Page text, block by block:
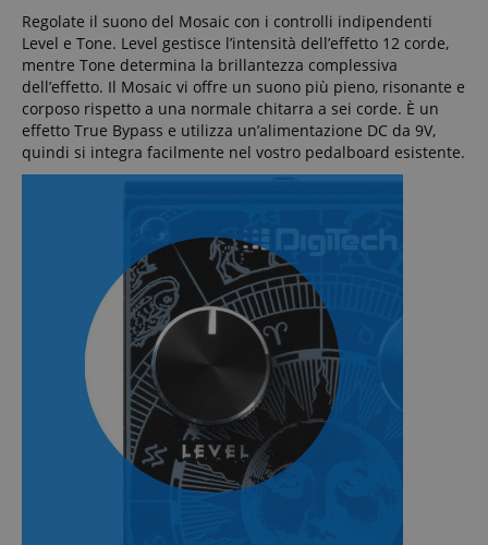
Regolate il suono del Mosaic con i controlli indipendenti
Level e Tone. Level gestisce l’intensità dell’effetto 12 corde,
mentre Tone determina la brillantezza complessiva
dell’effetto. Il Mosaic vi offre un suono più pieno, risonante e
corposo rispetto a una normale chitarra a sei corde. È un
effetto True Bypass e utilizza un’alimentazione DC da 9V,
quindi si integra facilmente nel vostro pedalboard esistente.